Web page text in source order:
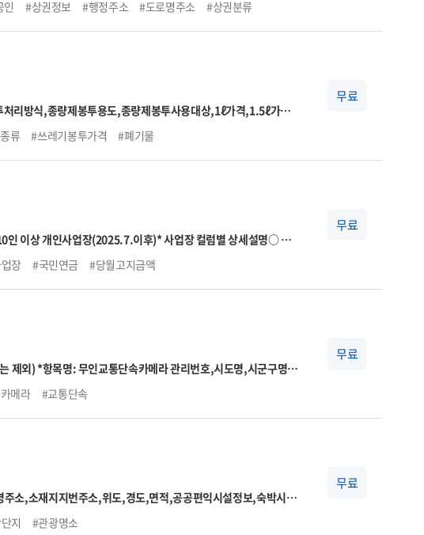
인 #상권정보 #행정주소 #도로명주소 #상권분류
리방식,종량제봉투용도,종량제봉투사용대상,1ℓ가격,1.5ℓ가
서명,관리부서전화번호
류 #쓰레기봉투가격 #폐기물
무료
인 이상 개인사업장(2025.7.이후)* 사업장 컬럼별 상세설명○ 자
당월고지금액 → 국민연금법 시행령 제5조에 의거 기준소득월액 상
~ 2024.6. 5,900,000원
비교하므로 실제 취득자수와 상이할 수 있음(초일 취득이 아닌
장 #국민연금 #당월고지금액
무료
시군구명,
구간위치구분,과속단속구간길이,보호구역구분,설치연도,관리기
메라 #교통단속
무료
소,소재지지번주소,위도,경도,면적,공공편익시설정보,숙박시설
전화번호,관리기관명
지 #관광명소
무료